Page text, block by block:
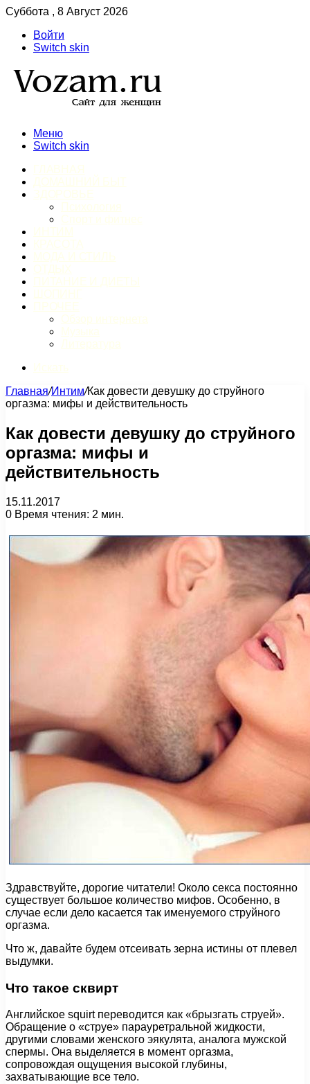
Суббота , 8 Август 2026
Войти
Switch skin
Меню
Switch skin
Главная/Интим/Как довести девушку до струйного
оргазма: мифы и действительность
Как довести девушку до струйного
оргазма: мифы и
действительность
15.11.2017
0 Время чтения: 2 мин.
Здравствуйте, дорогие читатели! Около секса постоянно
существует большое количество мифов. Особенно, в
случае если дело касается так именуемого струйного
оргазма.
Что ж, давайте будем отсеивать зерна истины от плевел
выдумки.
Что такое сквирт
Английское squirt переводится как «брызгать струей».
Обращение о «струе» парауретральной жидкости,
другими словами женского эякулята, аналога мужской
спермы. Она выделяется в момент оргазма,
сопровождая ощущения высокой глубины,
захватывающие все тело.